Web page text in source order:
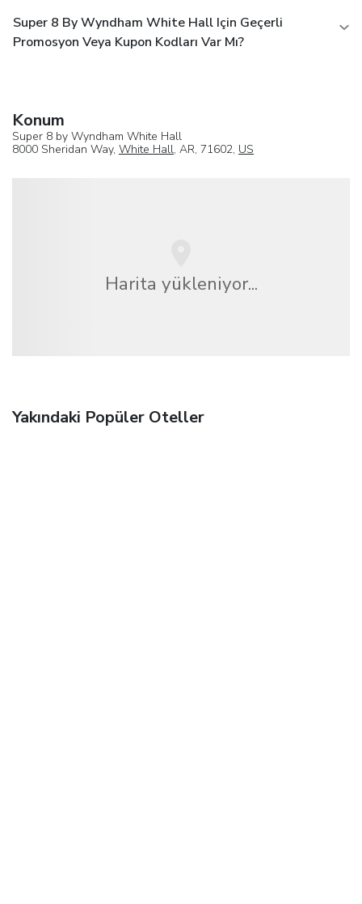
Super 8 By Wyndham White Hall Için Geçerli
Promosyon Veya Kupon Kodları Var Mı?
Konum
Super 8 by Wyndham White Hall
8000 Sheridan Way, White Hall, AR, 71602, US
Harita yükleniyor...
Yakındaki Popüler Oteller